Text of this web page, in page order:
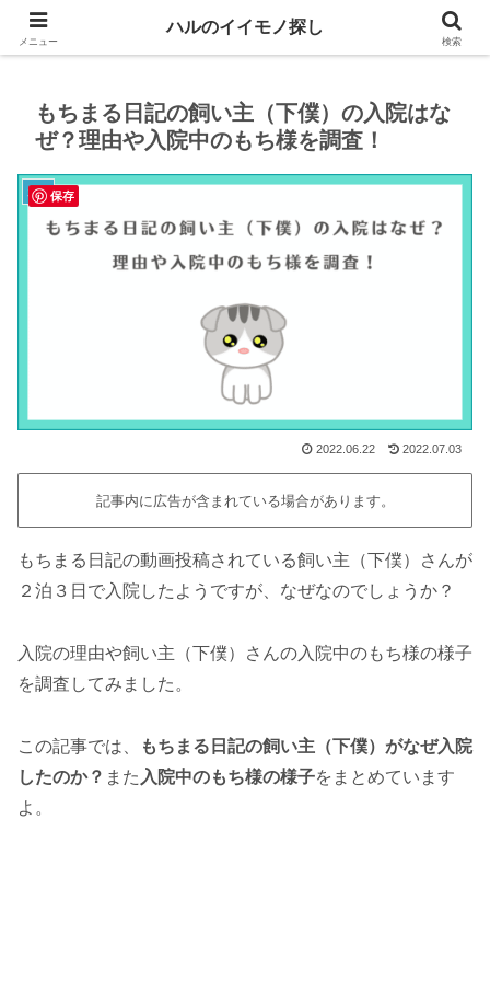
生活や趣味に役立つイイモノを紹介するブログ
もちまる日記の飼い主（下僕）の入院はな
ぜ？理由や入院中のもち様を調査！
趣味
2022.06.22 2022.07.03
記事内に広告が含まれている場合があります。
もちまる日記の動画投稿されている飼い主（下僕）さんが
２泊３日で入院したようですが、なぜなのでしょうか？
入院の理由や飼い主（下僕）さんの入院中のもち様の様子
を調査してみました。
この記事では、
もちまる日記の飼い主（下僕）がなぜ入院
したのか？ また 入院中のもち様の様子をまとめています
よ。
メニュー
ハルのイイモノ探し
検索
保存